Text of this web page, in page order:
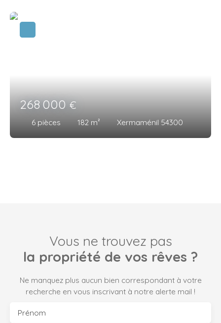
268 000€
6 pièces 182 m² Xermaménil 54300
Vous ne trouvez pas
la propriété de vos rêves ?
Ne manquez plus aucun bien correspondant à votre
recherche en vous inscrivant à notre alerte mail !
Prénom